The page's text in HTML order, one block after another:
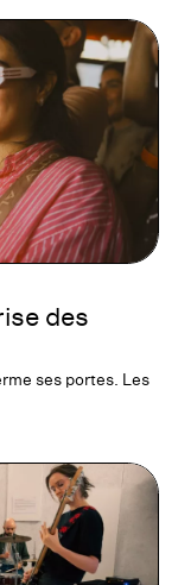
des
ses portes. Les